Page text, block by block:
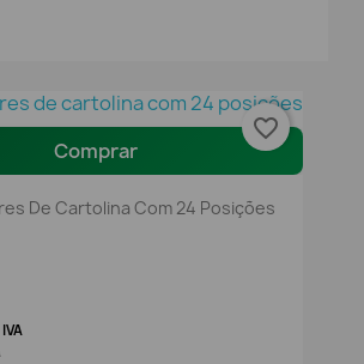
Comprar
De Cartolina Com 24 Posições
favorite_border